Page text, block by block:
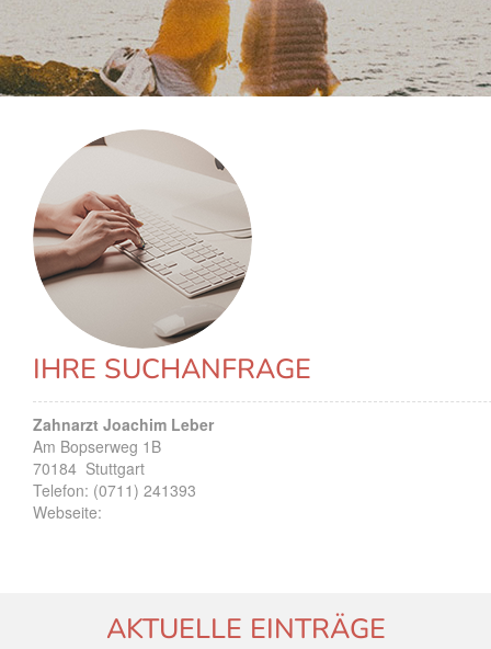
IHRE SUCHANFRAGE
Zahnarzt Joachim Leber
Am Bopserweg 1B
70184 Stuttgart
Telefon: (0711) 241393
Webseite:
AKTUELLE EINTRÄGE